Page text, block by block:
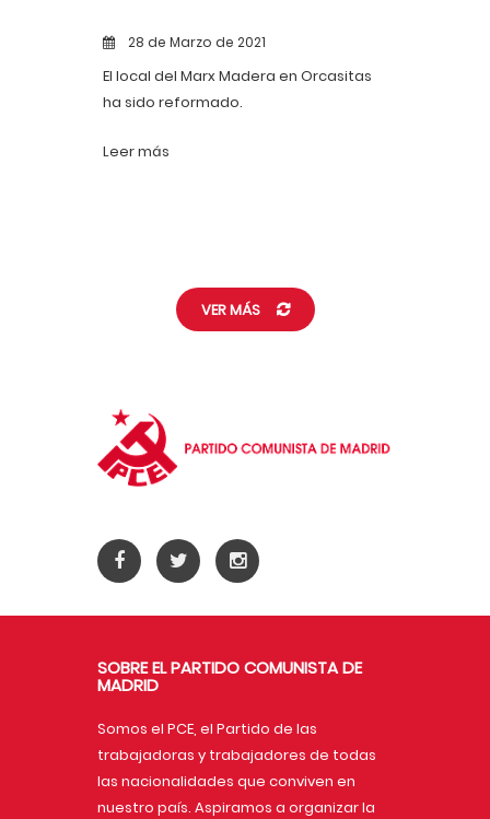
28 de Marzo de 2021
El local del Marx Madera en Orcasitas
ha sido reformado.
Leer más
VER MÁS
SOBRE EL PARTIDO COMUNISTA DE
MADRID
Somos el PCE, el Partido de las
trabajadoras y trabajadores de todas
las nacionalidades que conviven en
nuestro país. Aspiramos a organizar la